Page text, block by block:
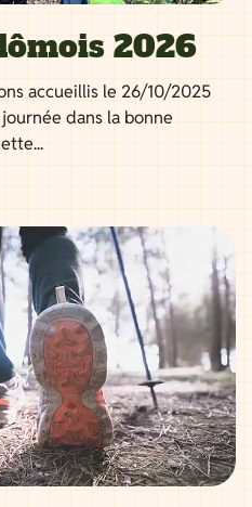
2026
accueillis le 26/10/2025
dans la bonne